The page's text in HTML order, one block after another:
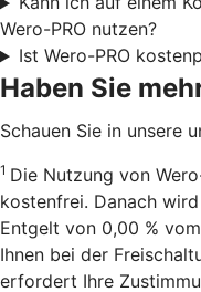
Wero-PRO nutzen?
Ist Wero-PRO
Haben Sie
Schauen Sie in unsere
1 Die Nutzung von
kostenfrei. Danach
Entgelt von 0,00 %
Ihnen bei der
erfordert Ihre